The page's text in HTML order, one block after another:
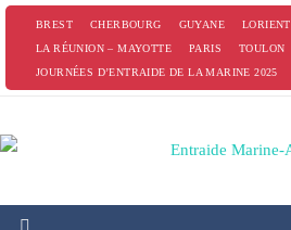
PasserBREST CHERBOURG GUYANE LORIENT
LA RÉUNION – MAYOTTE
PARIS
TOULON
JOURNÉES D’ENTRAIDE DE LA MARINE 2025